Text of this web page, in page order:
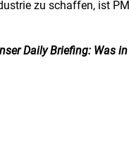
zu schaffen, ist
Daily Briefing: Was